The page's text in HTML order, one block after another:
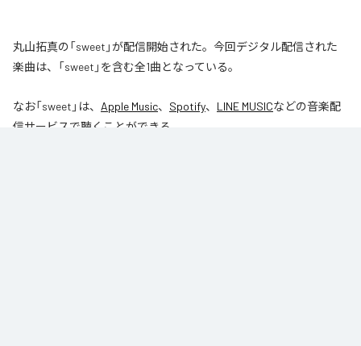
丸山拓真の「sweet」が配信開始された。今回デジタル配信された
楽曲は、「sweet」を含む全1曲となっている。
なお「sweet 」は、 Apple Music、 Spotify、 LINE MUSICなどの音楽配
信サービスで聴くことができる。